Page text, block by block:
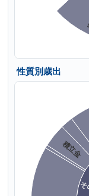
性質別歳出